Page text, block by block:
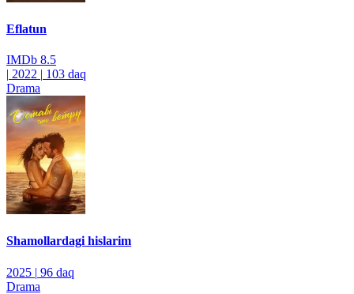
Eflatun
IMDb 8.5
| 2022 | 103 daq
Drama
Shamollardagi hislarim
2025 | 96 daq
Drama